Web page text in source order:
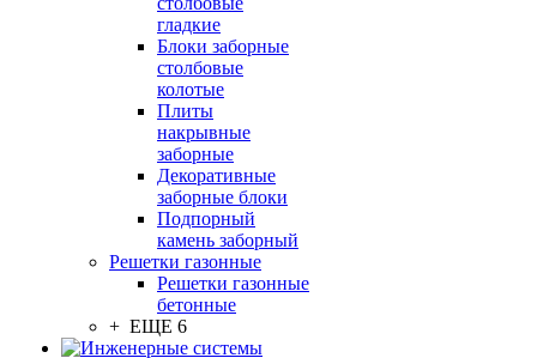
гладкие
Блоки заборные
столбовые
колотые
Плиты
накрывные
заборные
Декоративные
заборные блоки
Подпорный
камень заборный
Решетки газонные
Решетки газонные
бетонные
+ ЕЩЕ 6